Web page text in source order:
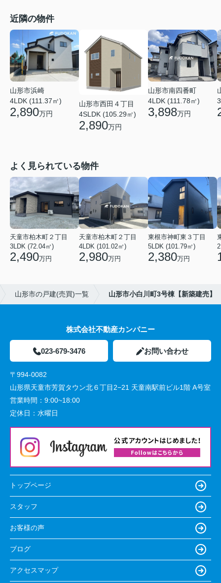
近隣の物件
山形市浜崎
4LDK (111.37㎡)
2,890万円
山形市西田４丁目
4SLDK (105.29㎡)
2,890万円
山形市南四番町
4LDK (111.78㎡)
3,898万円
よく見られている物件
天童市柏木町２丁目
3LDK (72.04㎡)
2,490万円
天童市柏木町２丁目
4LDK (101.02㎡)
2,980万円
東根市神町東３丁目
5LDK (101.79㎡)
2,380万円
山形市の戸建(売買)一覧 山形市小白川町3号棟【新築建売】
株式会社不動産カンパニー
023-679-3476 お問い合わせ
〒994-0082
山形県天童市芳賀タウン北６丁目2−21 天童南駅前ビル1階 A号室
営業時間： 9:00~18:00
定休日： 水曜日
トップページ
スタッフ
お客様の声
ブログ
アクセスマップ